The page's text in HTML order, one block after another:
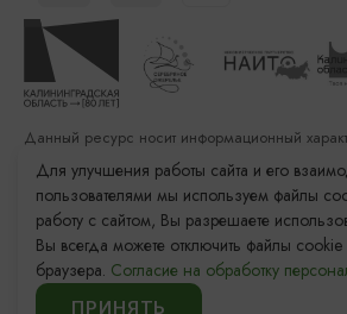
© 2011–2026 «Туристский информационный
Калининградской области»
Данный ресурс носит информационный
несет ответственности за качество услуг,
сторонними организациями
Разработка сайта: «Решение»
Продвижение сайта: Remarka Agency
Для улучшения работы сайта и его
пользователями мы используем файлы
работу с сайтом, Вы разрешаете
Вы всегда можете отключить файлы
браузера. Согласие на обработку
ПРИНЯТЬ